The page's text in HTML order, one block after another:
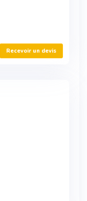
Recevoir un devis